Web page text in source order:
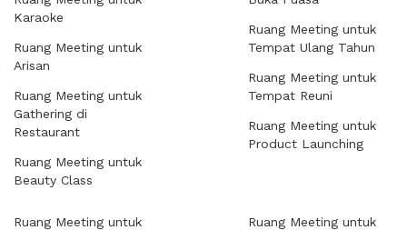
Karaoke
Ruang Meeting untuk
Arisan
Ruang Meeting untuk
Gathering di
Restaurant
Ruang Meeting untuk
Beauty Class
Ruang Meeting untuk
Tempat Ulang Tahun
Ruang Meeting untuk
Tempat Reuni
Ruang Meeting untuk
Product Launching
Ruang Meeting untuk
Ruang Meeting untuk